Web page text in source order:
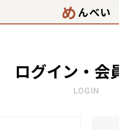
め んべい
ログイン・会
LOGIN